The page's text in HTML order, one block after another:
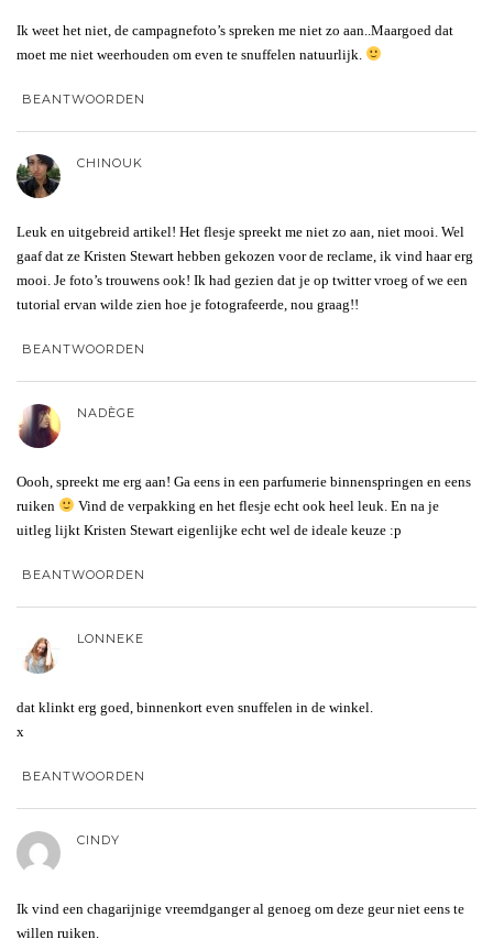
Ik weet het niet, de campagnefoto’s spreken me niet zo aan..Maargoed dat
moet me niet weerhouden om even te snuffelen natuurlijk.
BEANTWOORDEN
CHINOUK
Leuk en uitgebreid artikel! Het flesje spreekt me niet zo aan, niet mooi. Wel
gaaf dat ze Kristen Stewart hebben gekozen voor de reclame, ik vind haar erg
mooi. Je foto’s trouwens ook! Ik had gezien dat je op twitter vroeg of we een
tutorial ervan wilde zien hoe je fotografeerde, nou graag!!
BEANTWOORDEN
NADÈGE
Oooh, spreekt me erg aan! Ga eens in een parfumerie binnenspringen en eens
ruiken
Vind de verpakking en het flesje echt ook heel leuk. En na je
uitleg lijkt Kristen Stewart eigenlijke echt wel de ideale keuze :p
BEANTWOORDEN
LONNEKE
dat klinkt erg goed, binnenkort even snuffelen in de winkel.
x
BEANTWOORDEN
CINDY
Ik vind een chagarijnige vreemdganger al genoeg om deze geur niet eens te
willen ruiken.